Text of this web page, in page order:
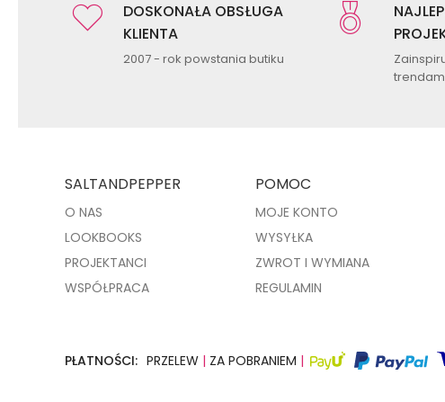
DOSKONAŁA OBSŁUGA
KLIENTA
2007 - rok powstania butiku
SALTANDPEPPER
O NAS
LOOKBOOKS
PROJEKTANCI
WSPÓŁPRACA
POMOC
MOJE KONTO
WYSYŁKA
ZWROT I WYMIANA
REGULAMIN
PŁATNOŚCI: PRZELEW | ZA POBRANIEM |